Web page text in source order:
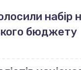
набір
бюджету